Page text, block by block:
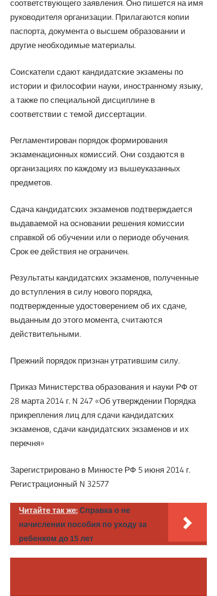
соответствующего заявления. Оно пишется на имя
руководителя организации. Прилагаются копии
паспорта, документа о высшем образовании и
другие необходимые материалы.
Соискатели сдают кандидатские экзамены по
истории и философии науки, иностранному языку,
а также по специальной дисциплине в
соответствии с темой диссертации.
Регламентирован порядок формирования
экзаменационных комиссий. Они создаются в
организациях по каждому из вышеуказанных
предметов.
Сдача кандидатских экзаменов подтверждается
выдаваемой на основании решения комиссии
справкой об обучении или о периоде обучения.
Срок ее действия не ограничен.
Результаты кандидатских экзаменов, полученные
до вступления в силу нового порядка,
подтвержденные удостоверением об их сдаче,
выданным до этого момента, считаются
действительными.
Прежний порядок признан утратившим силу.
Приказ Министерства образования и науки РФ от
28 марта 2014 г. N 247 «Об утверждении Порядка
прикрепления лиц для сдачи кандидатских
экзаменов, сдачи кандидатских экзаменов и их
перечня»
Зарегистрировано в Минюсте РФ 5 июня 2014 г.
Регистрационный N 32577
Читайте так же: Справка о не
начислении пособия по уходу за
ребенком до 15 лет